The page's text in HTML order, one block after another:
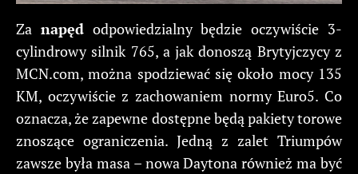
Za napędodpowiedzialny będzie oczywiście 3-
cylindrowy silnik 765, a jak donoszą Brytyjczycy z
MCN.com, można spodziewać się około mocy 135
KM, oczywiście z zachowaniem normy Euro5. Co
oznacza, że zapewne dostępne będą pakiety torowe
znoszące ograniczenia. Jedną z zalet Triumpów
zawsze była masa – nowa Daytona również ma być